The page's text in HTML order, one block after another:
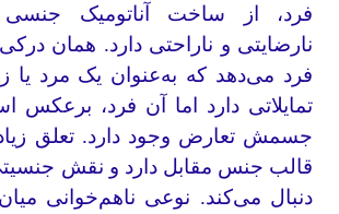
فرد، از ساخت آناتومیک
نارضایتی و ناراحتی دارد. همان
فرد می‌دهد که به‌عنوان یک مرد یا
تمایلاتی دارد اما آن فرد، برعکس
جسمش تعارض وجود دارد. تعلق
قالب جنس مقابل دارد و نقش
دنبال می‌کند. نوعی ناهم‌خوانی